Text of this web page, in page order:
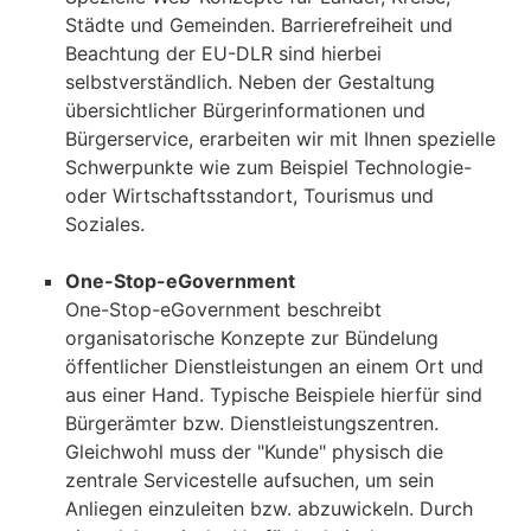
Städte und Gemeinden. Barrierefreiheit und
Beachtung der EU-DLR sind hierbei
selbstverständlich. Neben der Gestaltung
übersichtlicher Bürgerinformationen und
Bürgerservice, erarbeiten wir mit Ihnen spezielle
Schwerpunkte wie zum Beispiel Technologie-
oder Wirtschaftsstandort, Tourismus und
Soziales.
One-Stop-eGovernment
One-Stop-eGovernment beschreibt
organisatorische Konzepte zur Bündelung
öffentlicher Dienstleistungen an einem Ort und
aus einer Hand. Typische Beispiele hierfür sind
Bürgerämter bzw. Dienstleistungszentren.
Gleichwohl muss der "Kunde" physisch die
zentrale Servicestelle aufsuchen, um sein
Anliegen einzuleiten bzw. abzuwickeln. Durch